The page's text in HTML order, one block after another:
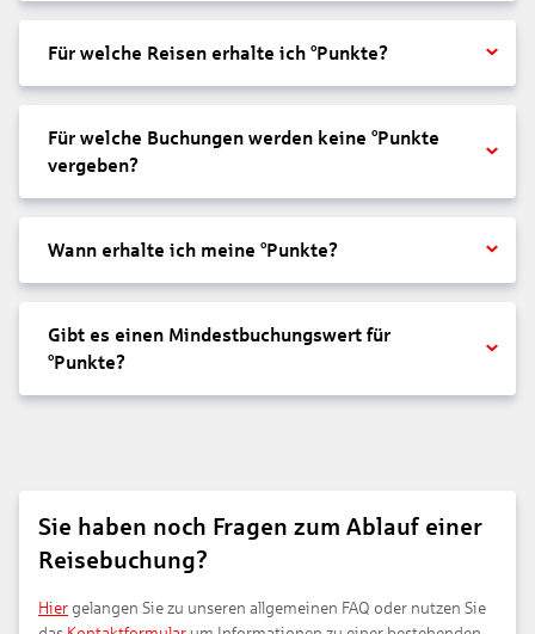
Für welche Reisen erhalte ich °Punkte?
Für welche Buchungen werden keine °Punkte
vergeben?
Wann erhalte ich meine °Punkte?
Gibt es einen Mindestbuchungswert für
°Punkte?
Sie haben noch Fragen zum Ablauf einer
Reisebuchung?
Hier gelangen Sie zu unseren allgemeinen FAQ oder nutzen Sie